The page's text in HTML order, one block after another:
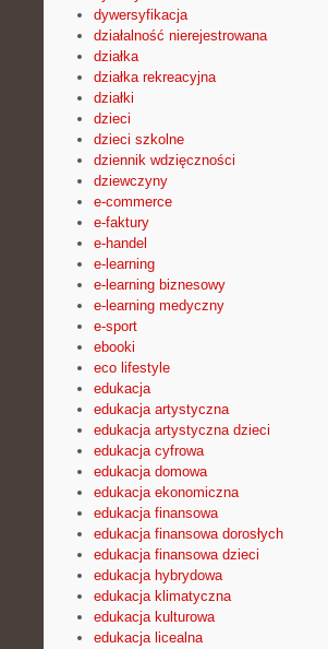
dywersyfikacja
działalność nierejestrowana
działka
działka rekreacyjna
działki
dzieci
dzieci szkolne
dziennik wdzięczności
dziewczyny
e-commerce
e-faktury
e-handel
e-learning
e-learning biznesowy
e-learning medyczny
e-sport
ebooki
eco lifestyle
edukacja
edukacja artystyczna
edukacja artystyczna dzieci
edukacja cyfrowa
edukacja domowa
edukacja ekonomiczna
edukacja finansowa
edukacja finansowa dorosłych
edukacja finansowa dzieci
edukacja hybrydowa
edukacja klimatyczna
edukacja kulturowa
edukacja licealna